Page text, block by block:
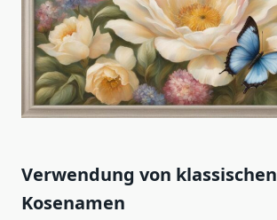
Verwendung von klassischen
Kosenamen